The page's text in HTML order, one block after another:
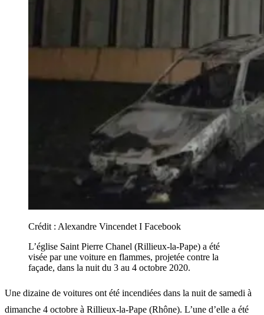
Crédit : Alexandre Vincendet I Facebook
L’église Saint Pierre Chanel (Rillieux-la-Pape) a été
visée par une voiture en flammes, projetée contre la
façade, dans la nuit du 3 au 4 octobre 2020.
Une dizaine de voitures ont été incendiées dans la nuit de samedi à
dimanche 4 octobre à Rillieux-la-Pape (Rhône). L’une d’elle a été